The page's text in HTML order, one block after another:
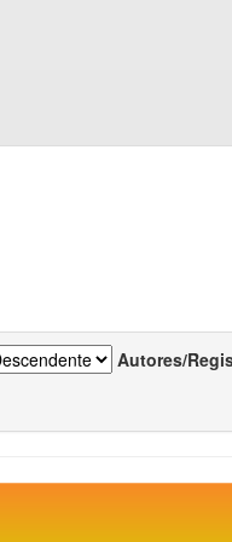
Autores/